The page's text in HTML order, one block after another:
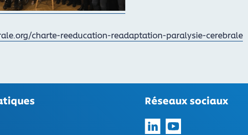
charte-reeducation-readaptation-paralysie-cerebrale
Réseaux sociaux